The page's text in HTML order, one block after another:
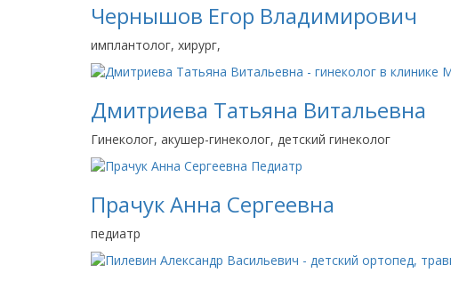
Чернышов Егор Владимирович
имплантолог, хирург,
Дмитриева Татьяна Витальевна
Гинеколог, акушер-гинеколог, детский гинеколог
Прачук Анна Сергеевна
педиатр